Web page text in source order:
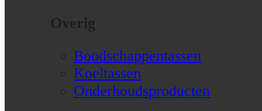
Overig
Boodschappentassen
Koeltassen
Onderhoudsproducten